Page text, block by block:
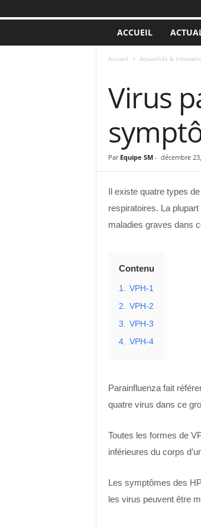
ACCUEIL
Accueil Actualités &
Virus
Par Equipe SM- décembre
Il existe quatre types
respiratoires. La
maladies graves dans
Contenu
1. VPH-1
2. VPH-2
3. VPH-3
4. VPH-4
Parainfluenza fait
quatre virus dans ce
Toutes les formes de
inférieures du corps
Les symptômes des
les virus peuvent être